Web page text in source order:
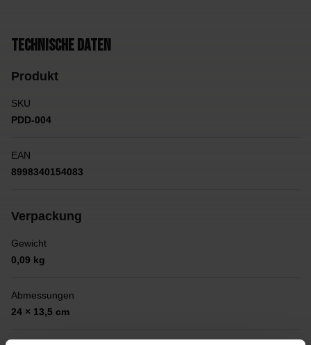
Technische Daten
Produkt
SKU
PDD-004
EAN
8998340154083
Verpackung
Gewicht
0,09 kg
Abmessungen
24 × 13,5 cm